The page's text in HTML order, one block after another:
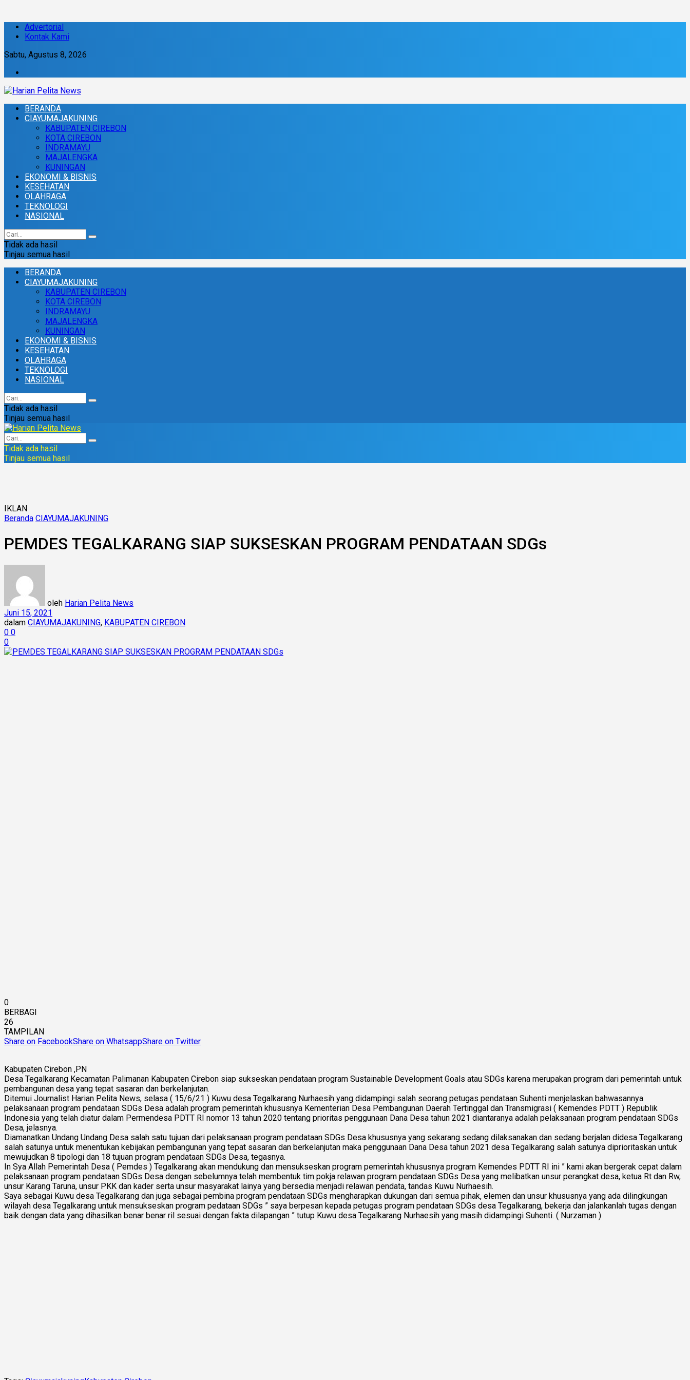
Advertorial
Kontak Kami
Sabtu, Agustus 8, 2026
BERANDA
CIAYUMAJAKUNING
KABUPATEN CIREBON
KOTA CIREBON
INDRAMAYU
MAJALENGKA
KUNINGAN
EKONOMI & BISNIS
KESEHATAN
OLAHRAGA
TEKNOLOGI
NASIONAL
Tidak ada hasil
Tinjau semua hasil
BERANDA
CIAYUMAJAKUNING
KABUPATEN CIREBON
KOTA CIREBON
INDRAMAYU
MAJALENGKA
KUNINGAN
EKONOMI & BISNIS
KESEHATAN
OLAHRAGA
TEKNOLOGI
NASIONAL
Tidak ada hasil
Tinjau semua hasil
Tidak ada hasil
Tinjau semua hasil
IKLAN
Beranda CIAYUMAJAKUNING
PEMDES TEGALKARANG SIAP SUKSESKAN PROGRAM PENDATAAN SDGs
oleh Harian Pelita News
Juni 15, 2021
dalam CIAYUMAJAKUNING, KABUPATEN CIREBON
0 0
0
0
BERBAGI
26
TAMPILAN
Share on FacebookShare on WhatsappShare on Twitter
Kabupaten Cirebon ,PN
Desa Tegalkarang Kecamatan Palimanan Kabupaten Cirebon siap sukseskan pendataan program Sustainable Development Goals atau SDGs karena merupakan program dari pemerintah untuk
pembangunan desa yang tepat sasaran dan berkelanjutan.
Ditemui Journalist Harian Pelita News, selasa ( 15/6/21 ) Kuwu desa Tegalkarang Nurhaesih yang didampingi salah seorang petugas pendataan Suhenti menjelaskan bahwasannya
pelaksanaan program pendataan SDGs Desa adalah program pemerintah khususnya Kementerian Desa Pembangunan Daerah Tertinggal dan Transmigrasi ( Kemendes PDTT ) Republik
Indonesia yang telah diatur dalam Permendesa PDTT RI nomor 13 tahun 2020 tentang prioritas penggunaan Dana Desa tahun 2021 diantaranya adalah pelaksanaan program pendataan SDGs
Desa, jelasnya.
Diamanatkan Undang Undang Desa salah satu tujuan dari pelaksanaan program pendataan SDGs Desa khususnya yang sekarang sedang dilaksanakan dan sedang berjalan didesa Tegalkarang
salah satunya untuk menentukan kebijakan pembangunan yang tepat sasaran dan berkelanjutan maka penggunaan Dana Desa tahun 2021 desa Tegalkarang salah satunya diprioritaskan untuk
mewujudkan 8 tipologi dan 18 tujuan program pendataan SDGs Desa, tegasnya.
In Sya Allah Pemerintah Desa ( Pemdes ) Tegalkarang akan mendukung dan mensukseskan program pemerintah khususnya program Kemendes PDTT RI ini ” kami akan bergerak cepat dalam
pelaksanaan program pendataan SDGs Desa dengan sebelumnya telah membentuk tim pokja relawan program pendataan SDGs Desa yang melibatkan unsur perangkat desa, ketua Rt dan Rw,
unsur Karang Taruna, unsur PKK dan kader serta unsur masyarakat lainya yang bersedia menjadi relawan pendata, tandas Kuwu Nurhaesih.
Saya sebagai Kuwu desa Tegalkarang dan juga sebagai pembina program pendataan SDGs mengharapkan dukungan dari semua pihak, elemen dan unsur khususnya yang ada dilingkungan
wilayah desa Tegalkarang untuk mensukseskan program pedataan SDGs ” saya berpesan kepada petugas program pendataan SDGs desa Tegalkarang, bekerja dan jalankanlah tugas dengan
baik dengan data yang dihasilkan benar benar ril sesuai dengan fakta dilapangan ” tutup Kuwu desa Tegalkarang Nurhaesih yang masih didampingi Suhenti. ( Nurzaman )